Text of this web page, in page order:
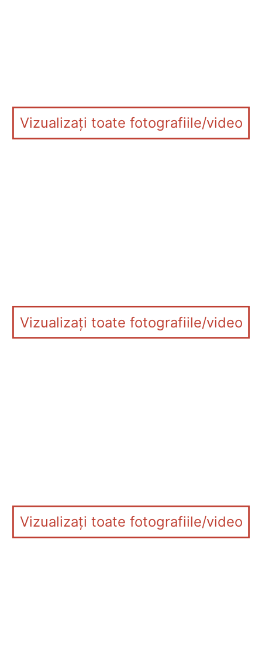
Vizualizați toate fotografiile/video
Vizualizați toate fotografiile/video
Vizualizați toate fotografiile/video